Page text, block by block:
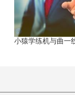
小猿学练机与曲一